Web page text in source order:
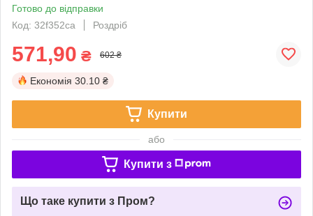
Готово до відправки
Код: 32f352ca
Роздріб
571,90 ₴ 602 ₴
Економія 30.10 ₴
Купити
або
Купити з
Що таке купити з Пром?